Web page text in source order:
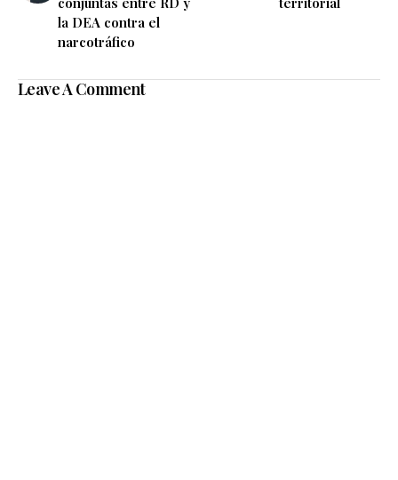
la DEA contra el
narcotráfico
Leave A Comment